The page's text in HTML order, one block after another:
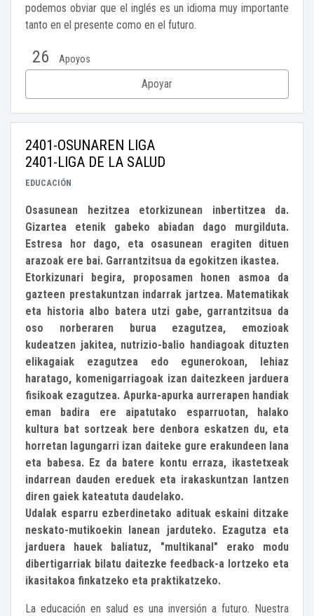
podemos obviar que el inglés es un idioma muy importante
tanto en el presente como en el futuro.
26 Apoyos
Apoyar
2401-OSUNAREN LIGA
2401-LIGA DE LA SALUD
EDUCACIÓN
Osasunean hezitzea etorkizunean inbertitzea da.
Gizartea etenik gabeko abiadan dago murgilduta.
Estresa hor dago, eta osasunean eragiten dituen
arazoak ere bai. Garrantzitsua da egokitzen ikastea.
Etorkizunari begira, proposamen honen asmoa da
gazteen prestakuntzan indarrak jartzea. Matematikak
eta historia albo batera utzi gabe, garrantzitsua da
oso norberaren burua ezagutzea, emozioak
kudeatzen jakitea, nutrizio-balio handiagoak dituzten
elikagaiak ezagutzea edo egunerokoan, lehiaz
haratago, komenigarriagoak izan daitezkeen jarduera
fisikoak ezagutzea. Apurka-apurka aurrerapen handiak
eman badira ere aipatutako esparruotan, halako
kultura bat sortzeak bere denbora eskatzen du, eta
horretan lagungarri izan daiteke gure erakundeen lana
eta babesa. Ez da batere kontu erraza, ikastetxeak
indarrean dauden ereduek eta irakaskuntzan lantzen
diren gaiek kateatuta daudelako.
Udalak esparru ezberdinetako adituak eskaini ditzake
neskato-mutikoekin lanean jarduteko. Ezagutza eta
jarduera hauek baliatuz, "multikanal" erako modu
dibertigarriak bilatu daitezke feedback-a lortzeko eta
ikasitakoa finkatzeko eta praktikatzeko.
La educación en salud es una inversión a futuro. Nuestra